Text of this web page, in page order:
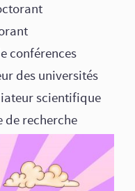
conférences
des universités
scientifique
de recherche